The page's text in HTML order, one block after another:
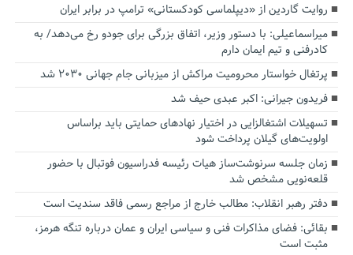
روایت گاردین از «دیپلماسی کودکستانی» ترامپ در برابر ایران
میراسماعیلی: با دستور وزیر، اتفاق بزرگی برای جودو رخ می‌دهد/ به
کادرفنی و تیم ایمان دارم
پرتغال خواستار محرومیت مراکش از میزبانی جام جهانی ۲۰۳۰ شد
فریدون جیرانی: اکبر عبدی حیف شد
تسهیلات اشتغالزایی در اختیار نهادهای حمایتی باید براساس
اولویت‌های گیلان پرداخت شود
زمان جلسه سرنوشت‌ساز هیات رئیسه فدراسیون فوتبال با حضور
قلعه‌نویی مشخص شد
دفتر رهبر انقلاب: مطالب خارج از مراجع رسمی فاقد سندیت است
بقائی: فضای مذاکرات فنی و سیاسی ایران و عمان درباره تنگه هرمز،
مثبت است